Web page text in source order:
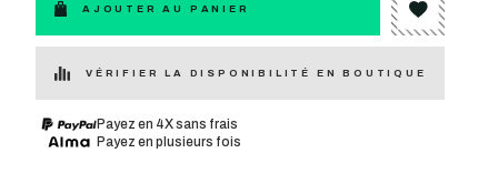
AJOUTER AU PANIER
VÉRIFIER LA DISPONIBILITÉ EN BOUTIQUE
Payez en 4X sans frais
Payez en plusieurs fois